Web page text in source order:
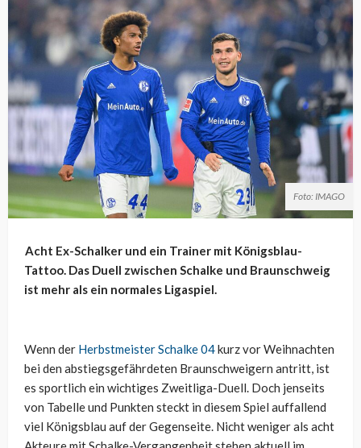
Foto: IMAGO
Acht Ex-Schalker und ein Trainer mit Königsblau-
Tattoo. Das Duell zwischen Schalke und Braunschweig
ist mehr als ein normales Ligaspiel.
Wenn der Herbstmeister Schalke 04kurz vor Weihnachten
bei den abstiegsgefährdeten Braunschweigern antritt, ist
es sportlich ein wichtiges Zweitliga-Duell. Doch jenseits
von Tabelle und Punkten steckt in diesem Spiel auffallend
viel Königsblau auf der Gegenseite. Nicht weniger als acht